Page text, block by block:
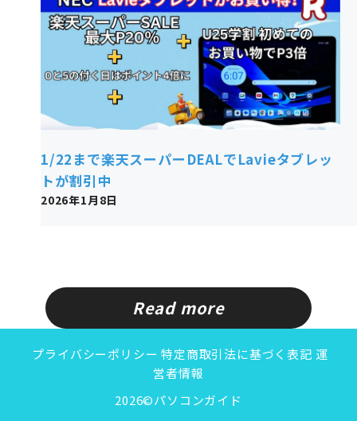
1/22まで楽天スーパーDEALでLavieタブレッ
トが割引中
2026年1月8日
Read more
プライバシーポリシー 特定商取引法に基づく表記 運
営者情報
2026©パソコンガイド